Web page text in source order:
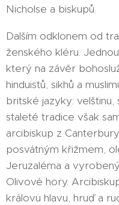
Nicholse a biskupů.
Dalším odklonem od
ženského kléru.
který na závěr
hinduistů, sikhů a
britské jazyky: velštinu,
staleté tradice však
arcibiskup z
posvátným křižmem,
Jeruzaléma a
Olivové hory.
královu hlavu, hruď a